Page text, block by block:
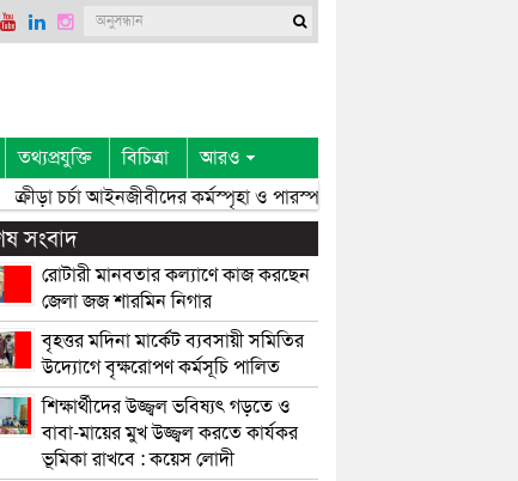
তথ্যপ্রযুক্তি বিচিত্রা আরও
চর্চা আইনজীবীদের কর্মস্পৃহা ও পারস্পরিক সৌহার্দ্য বৃদ্ধি করে: এমপি
সংবাদ
রোটারী মানবতার কল্যাণে কাজ করছেন
জেলা জজ শারমিন নিগার
বৃহত্তর মদিনা মার্কেট ব্যবসায়ী সমিতির
উদ্যোগে বৃক্ষরোপণ কর্মসূচি পালিত
শিক্ষার্থীদের উজ্জ্বল ভবিষ্যৎ গড়তে ও
বাবা-মায়ের মুখ উজ্জ্বল করতে কার্যকর
ভূমিকা রাখবে : কয়েস লোদী